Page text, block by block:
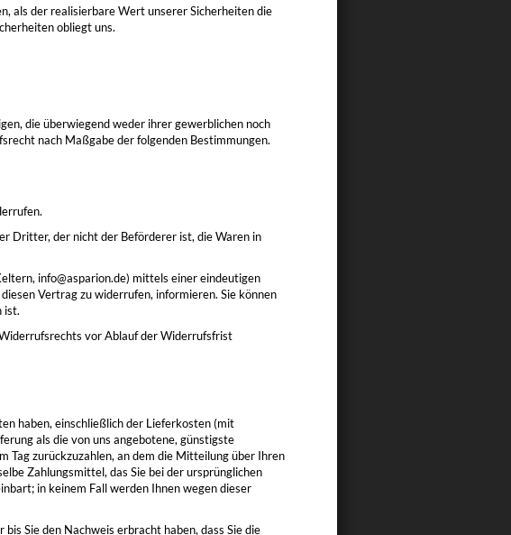
als der realisierbare Wert unserer Sicherheiten die
obliegt uns.
die überwiegend weder ihrer gewerblichen noch
nach Maßgabe der folgenden Bestimmungen.
Dritter, der nicht der Beförderer ist, die Waren in
info@asparion.de) mittels einer eindeutigen
Vertrag zu widerrufen, informieren. Sie können
ist.
vor Ablauf der Widerrufsfrist
haben, einschließlich der Lieferkosten (mit
als die von uns angebotene, günstigste
Tag zurückzuzahlen, an dem die Mitteilung über Ihren
Zahlungsmittel, das Sie bei der ursprünglichen
in keinem Fall werden Ihnen wegen dieser
Sie den Nachweis erbracht haben, dass Sie die